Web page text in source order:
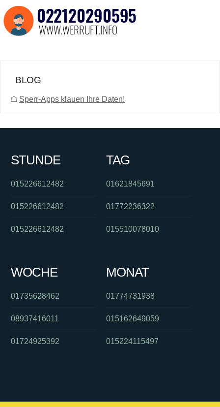
BLOG
☖ Sperr-Apps klauen Ihre Daten!
STUNDE
015226612482
015226612482
015226612482
TAG
01621845691
01772236322
015510078010
WOCHE
01735628462
08937416011
01724925392
MONAT
01774731938
015162649059
015224115497